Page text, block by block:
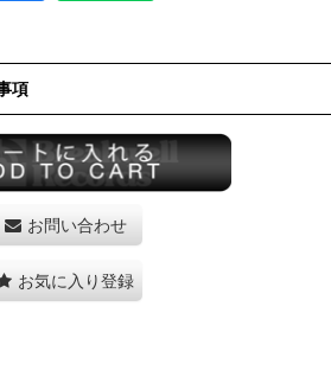
項
お問い合わせ
お気に入り登録